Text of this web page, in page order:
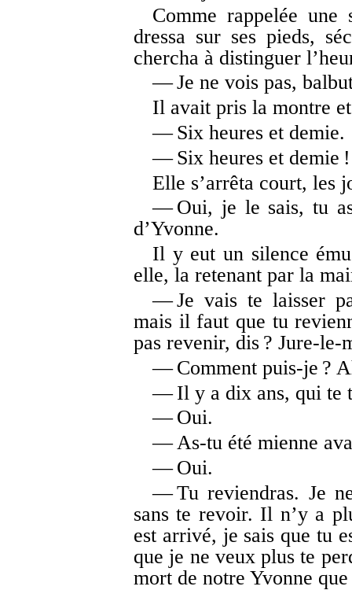
Comme rappelée
dressa sur ses pieds,
chercha à distinguer
— Je ne vois pas,
Il avait pris la montre
— Six heures et demie.
— Six heures et demie
Elle s’arrêta court, les
— Oui, je le sais, tu
d’Yvonne.
Il y eut un silence
elle, la retenant par la
— Je vais te laisser
mais il faut que tu
pas revenir, dis ? Jure-le-
— Comment puis-je ?
— Il y a dix ans, qui te
— Oui.
— As-tu été mienne
— Oui.
— Tu reviendras. Je
sans te revoir. Il n’y a
est arrivé, je sais que tu
que je ne veux plus te
mort de notre Yvonne